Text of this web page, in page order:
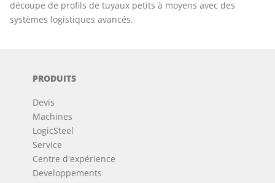
découpe de profils de tuyaux petits à moyens avec des
systèmes logistiques avancés.
PRODUITS
Devis
Machines
LogicSteel
Service
Centre d'expérience
Developpements